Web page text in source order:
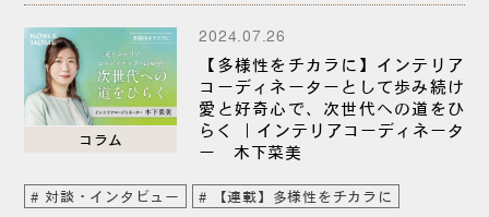
コラム
2024.07.26
【多様性をチカラに】インテリア
コーディネーターとして歩み続け
愛と好奇心で、次世代への道をひ
らく ｜インテリアコーディネータ
ー 木下菜美
対談・インタビュー 【連載】多様性をチカラに